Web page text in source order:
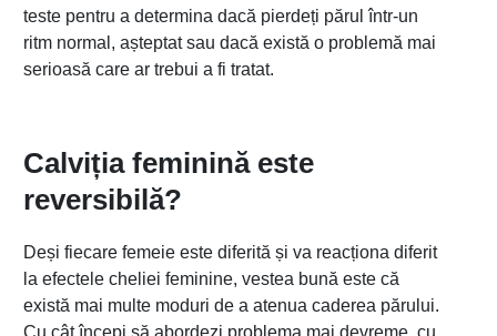
teste pentru a determina dacă pierdeți părul într-un
ritm normal, așteptat sau dacă există o problemă mai
serioasă care ar trebui a fi tratat.
Calviția feminină este
reversibilă?
Deși fiecare femeie este diferită și va reacționa diferit
la efectele cheliei feminine, vestea bună este că
există mai multe moduri de a atenua caderea părului.
Cu cât începi să abordezi problema mai devreme, cu